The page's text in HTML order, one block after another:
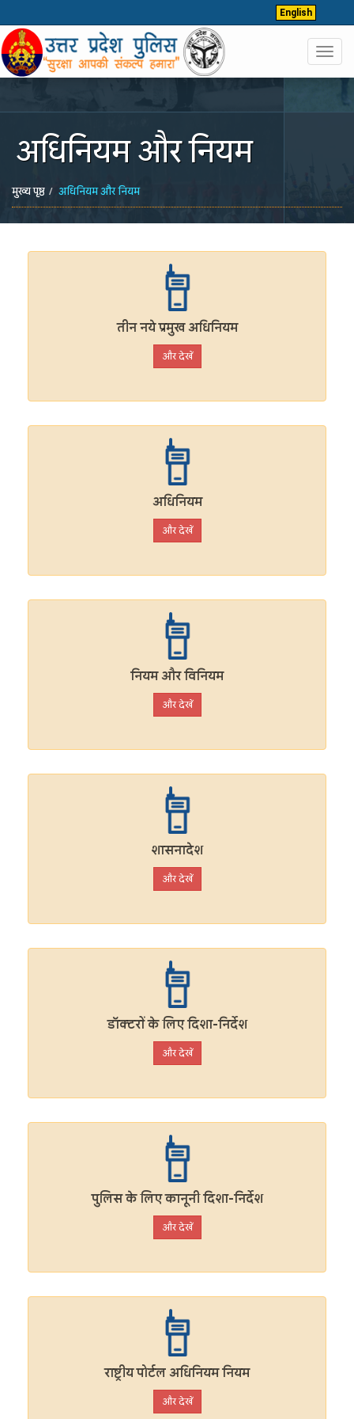
English
अधिनियम और नियम
मुख्य पृष्ठ अधिनियम और नियम
तीन नये प्रमुख अधिनियम
और देखें
अधिनियम
और देखें
नियम और विनियम
और देखें
शासनादेश
और देखें
डॉक्टरों के लिए दिशा-निर्देश
और देखें
पुलिस के लिए कानूनी दिशा-निर्देश
और देखें
राष्ट्रीय पोर्टल अधिनियम नियम
और देखें